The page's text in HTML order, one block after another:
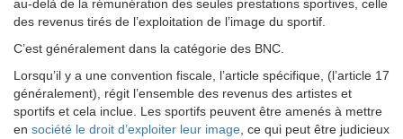
au-delà de la rémunération des seules prestations sportives, celle
des revenus tirés de l’exploitation de l’image du sportif.
C’est généralement dans la catégorie des BNC.
Lorsqu’il y a une convention fiscale, l’article spécifique, (l’article 17
généralement), régit l’ensemble des revenus des artistes et
sportifs et cela inclue. Les sportifs peuvent être amenés à mettre
en société le droit d’exploiter leur image , ce qui peut être judicieux